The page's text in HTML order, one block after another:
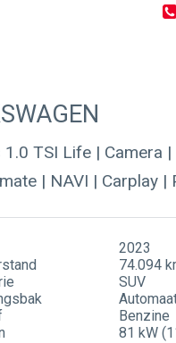
Contact
TSI Life | Camera
| NAVI | Carplay |
2023
74.094
SUV
Benzine
81 kW